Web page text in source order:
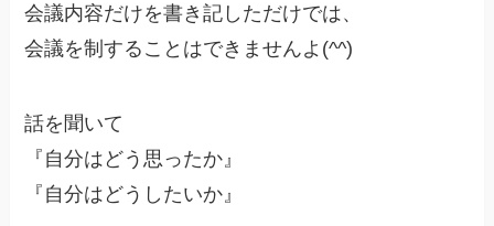
会議内容だけを書き記しただけでは、
会議を制することはできませんよ(^^)
話を聞いて
『自分はどう思ったか』
『自分はどうしたいか』